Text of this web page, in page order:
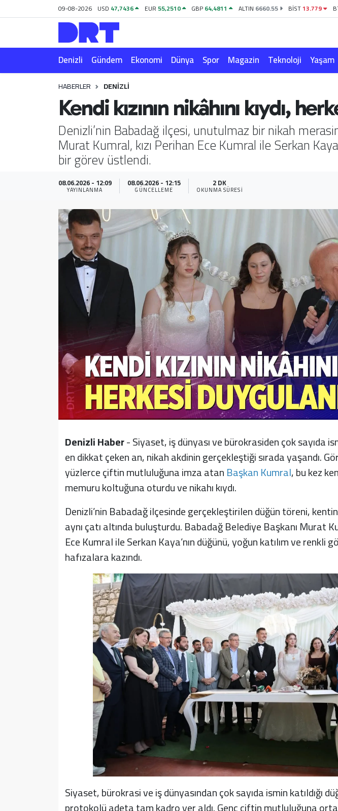
09-08-2026 USD 47,7436 EUR55,2510 GBP64,4811 ALTIN 6660.55 BİST13.779
Denizli Gündem Ekonomi Dünya Spor Magazin Teknoloji Yaşam
HABERLER DENIZLI
Kendi kızının nikâhını kıydı,
Denizli’nin Babadağ ilçesi, unutulmaz bir nikah
Murat Kumral, kızı Perihan Ece Kumral ile Serkan
bir görev üstlendi.
08.06.2026 - 12:09
YAYINLANMA
08.06.2026 - 12:15
GÜNCELLEME
2 DK
OKUNMA SÜRESI
Denizli Haber- Siyaset, iş dünyası ve bürokrasiden çok sayıda
en dikkat çeken an, nikah akdinin gerçekleştiği sırada yaşandı.
yüzlerce çiftin mutluluğuna imza atanBaşkan Kumral, bu kez
memuru koltuğuna oturdu ve nikahı kıydı.
Denizli’nin Babadağ ilçesinde gerçekleştirilen düğün töreni,
aynı çatı altında buluşturdu. Babadağ Belediye Başkanı Murat
Ece Kumral ile Serkan Kaya’nın düğünü, yoğun katılım ve renkli
hafızalara kazındı.
Siyaset, bürokrasi ve iş dünyasından çok sayıda ismin katıldığı
Gündem
Ekonomi
Magazin
Hava Durumu
Trafik Durumu
Puan Durumu ve Fikstür
Tüm Manşetler
Son Dakika Haberleri
Haber Arşivi